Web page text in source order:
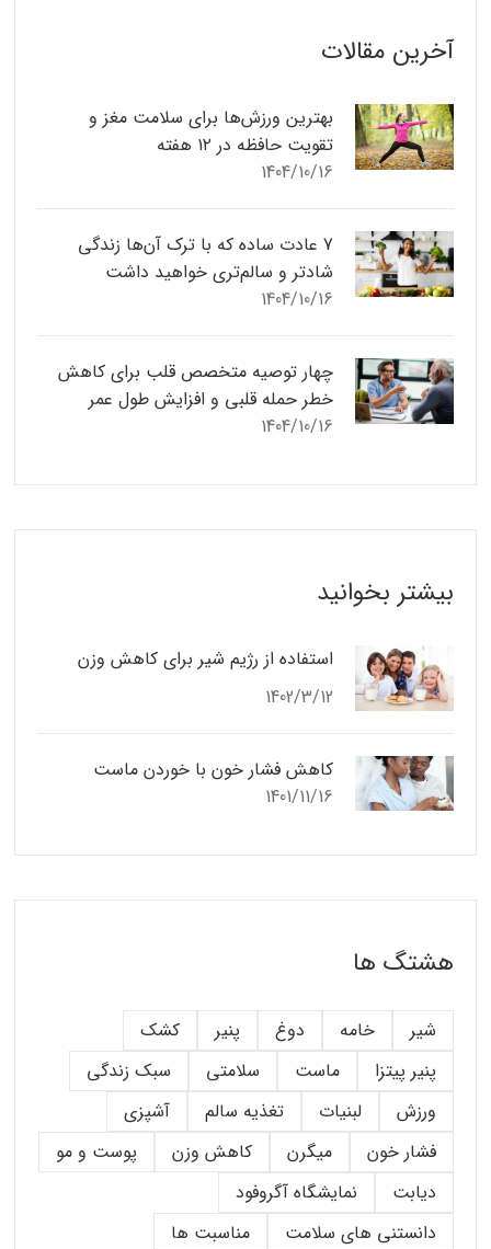
آخرین مقالات
بهترین ورزش‌ها برای سلامت مغز و
تقویت حافظه در ۱۲ هفته
1404/10/16
7 عادت ساده که با ترک آن‌ها زندگی
شادتر و سالم‌تری خواهید داشت
1404/10/16
چهار توصیه متخصص قلب برای کاهش
خطر حمله قلبی و افزایش طول عمر
1404/10/16
بیشتر بخوانید
استفاده از رژیم شیر برای کاهش وزن
1402/3/12
کاهش فشار خون با خوردن ماست
1401/11/16
هشتگ ها
شیر خامه دوغ پنیر
کشک
پنیر پیتزا
ماست سلامتی
سبک زندگی
ورزش
لبنیات تغذیه سالم
آشپزی
فشار خون
میگرن کاهش وزن
پوست و مو
دیابت
نمایشگاه آگروفود
دانستنی های سلامت
مناسبت ها